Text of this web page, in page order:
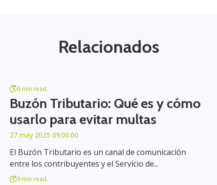
Relacionados
6 min read.
Buzón Tributario: Qué es y cómo
usarlo para evitar multas
27 may 2025 09:00:00
El Buzón Tributario es un canal de comunicación
entre los contribuyentes y el Servicio de...
9 min read.